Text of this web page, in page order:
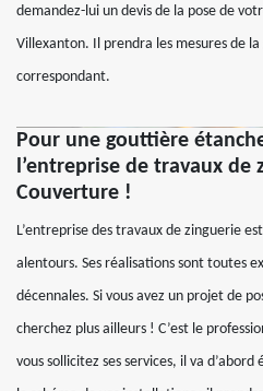
demandez-lui un devis de la pose de
Villexanton. Il prendra les mesures de
correspondant.
Pour une gouttière
l’entreprise de travaux de
Couverture !
L’entreprise des travaux de zinguerie
alentours. Ses réalisations sont toutes
décennales. Si vous avez un projet de
cherchez plus ailleurs ! C’est le
vous sollicitez ses services, il va